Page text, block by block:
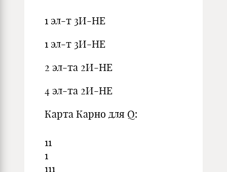
1 эл-т 3И-НЕ
1 эл-т 3И-НЕ
2 эл-та 2И-НЕ
4 эл-та 2И-НЕ
Карта Карно для Q:
11
1
111